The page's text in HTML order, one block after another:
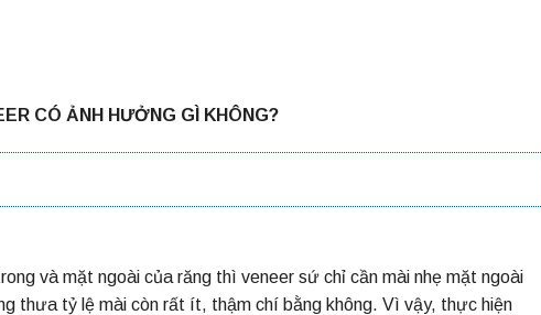
CÓ ẢNH HƯỞNG GÌ KHÔNG?
và mặt ngoài của răng thì veneer sứ chỉ cần mài nhẹ mặt ngoài
thưa tỷ lệ mài còn rất ít, thậm chí bằng không. Vì vậy, thực hiện